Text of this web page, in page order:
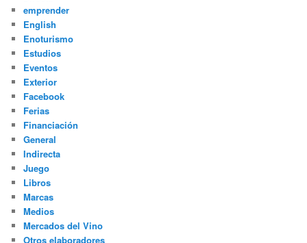
emprender
English
Enoturismo
Estudios
Eventos
Exterior
Facebook
Ferias
Financiación
General
Indirecta
Juego
Libros
Marcas
Medios
Mercados del Vino
Otros elaboradores